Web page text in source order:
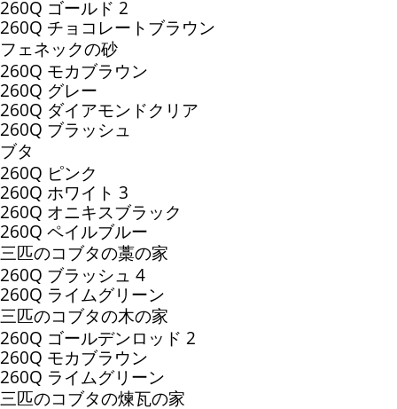
260Q ゴールド 2
260Q チョコレートブラウン
フェネックの砂
260Q モカブラウン
260Q グレー
260Q ダイアモンドクリア
260Q ブラッシュ
ブタ
260Q ピンク
260Q ホワイト 3
260Q オニキスブラック
260Q ペイルブルー
三匹のコブタの藁の家
260Q ブラッシュ 4
260Q ライムグリーン
三匹のコブタの木の家
260Q ゴールデンロッド 2
260Q モカブラウン
260Q ライムグリーン
三匹のコブタの煉瓦の家